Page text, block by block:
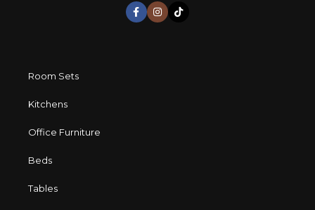
Room Sets
Kitchens
Office Furniture
Beds
Tables